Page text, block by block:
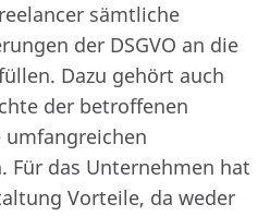
sämtliche
der DSGVO an die
Dazu gehört auch
der betroffenen
umfangreichen
das Unternehmen hat
Vorteile, da weder